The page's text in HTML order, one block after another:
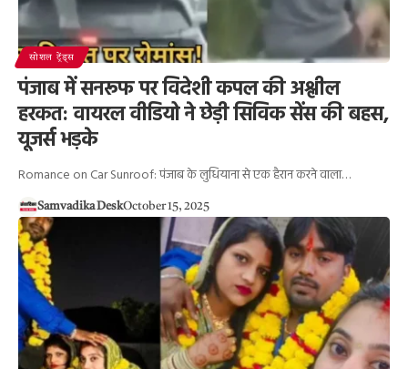
सोशल ट्रेंड्स
पंजाब में सनरूफ पर विदेशी कपल की अश्लील
हरकत: वायरल वीडियो ने छेड़ी सिविक सेंस की बहस,
यूजर्स भड़के
Romance on Car Sunroof: पंजाब के लुधियाना से एक हैरान करने वाला…
Samvadika DeskOctober 15, 2025